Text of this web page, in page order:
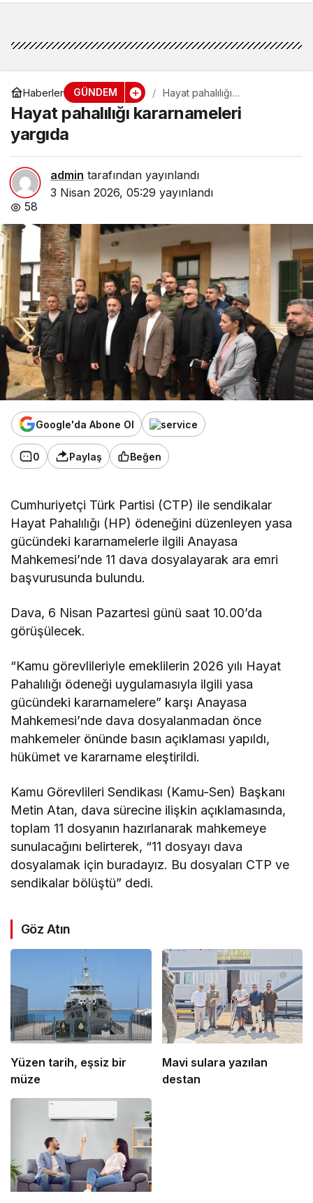
Haberler GÜNDEM
Hayat pahalılığı
kararnameleri yargıda
Hayat pahalılığı kararnameleri
yargıda
admin tarafından yayınlandı
3 Nisan 2026, 05:29 yayınlandı
58
Google'da Abone Ol
0 Paylaş Beğen
Cumhuriyetçi Türk Partisi (CTP) ile sendikalar
Hayat Pahalılığı (HP) ödeneğini düzenleyen yasa
gücündeki kararnamelerle ilgili Anayasa
Mahkemesi’nde 11 dava dosyalayarak ara emri
başvurusunda bulundu.
Dava, 6 Nisan Pazartesi günü saat 10.00’da
görüşülecek.
“Kamu görevlileriyle emeklilerin 2026 yılı Hayat
Pahalılığı ödeneği uygulamasıyla ilgili yasa
gücündeki kararnamelere” karşı Anayasa
Mahkemesi’nde dava dosyalanmadan önce
mahkemeler önünde basın açıklaması yapıldı,
hükümet ve kararname eleştirildi.
Kamu Görevlileri Sendikası (Kamu-Sen) Başkanı
Metin Atan, dava sürecine ilişkin açıklamasında,
toplam 11 dosyanın hazırlanarak mahkemeye
sunulacağını belirterek, “11 dosyayı dava
dosyalamak için buradayız. Bu dosyaları CTP ve
sendikalar bölüştü” dedi.
Göz Atın
Yüzen tarih, eşsiz bir
müze
Mavi sulara yazılan
destan